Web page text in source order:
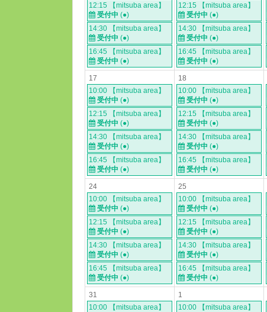
12:15 【mitsuba area】
受付中 (●)
14:30 【mitsuba area】
受付中 (●)
16:45 【mitsuba area】
受付中 (●)
12:15 【mitsuba area】
受付中 (●)
14:30 【mitsuba area】
受付中 (●)
16:45 【mitsuba area】
受付中 (●)
17
10:00 【mitsuba area】
受付中 (●)
12:15 【mitsuba area】
受付中 (●)
14:30 【mitsuba area】
受付中 (●)
16:45 【mitsuba area】
受付中 (●)
18
10:00 【mitsuba area】
受付中 (●)
12:15 【mitsuba area】
受付中 (●)
14:30 【mitsuba area】
受付中 (●)
16:45 【mitsuba area】
受付中 (●)
24
10:00 【mitsuba area】
受付中 (●)
12:15 【mitsuba area】
受付中 (●)
14:30 【mitsuba area】
受付中 (●)
16:45 【mitsuba area】
受付中 (●)
25
10:00 【mitsuba area】
受付中 (●)
12:15 【mitsuba area】
受付中 (●)
14:30 【mitsuba area】
受付中 (●)
16:45 【mitsuba area】
受付中 (●)
31
10:00 【mitsuba area】
1
10:00 【mitsuba area】